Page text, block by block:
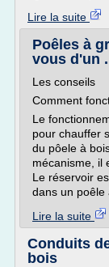
Lire la suite
Poêles à
vous d'un
Les conseils
Comment
Le
pour chauffer
du pôele à
mécanisme, il
Le réservoir
dans un poêle
Lire la suite
Conduits
bois